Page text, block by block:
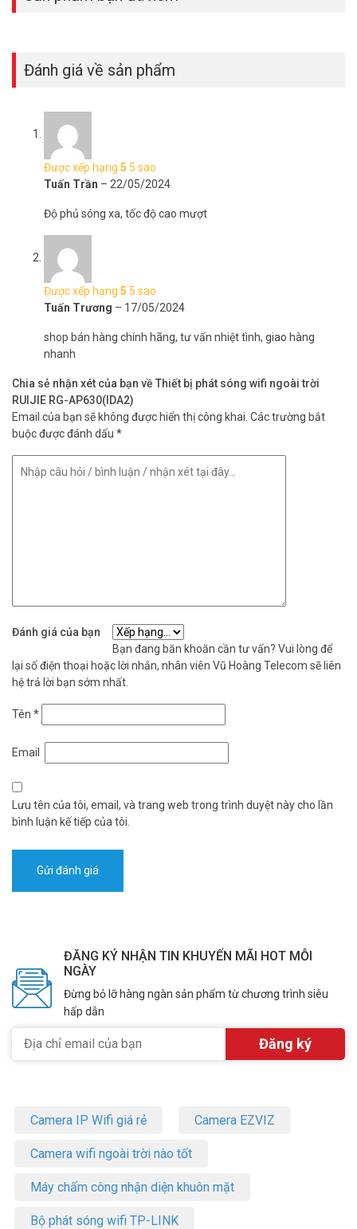
Đánh giá về sản phẩm
Được xếp hạng 5 5 sao
Tuấn Trần – 22/05/2024
Độ phủ sóng xa, tốc độ cao mượt
Được xếp hạng 5 5 sao
Tuấn Trương – 17/05/2024
shop bán hàng chính hãng, tư vấn nhiệt tình, giao hàng
nhanh
Chia sẻ nhận xét của bạn về Thiết bị phát sóng wifi ngoài trời
RUIJIE RG-AP630(IDA2)
Email của bạn sẽ không được hiển thị công khai. Các trường bắt
buộc được đánh dấu *
Đánh giá của bạn
Bạn đang băn khoăn cần tư vấn? Vui lòng để
lại số điện thoại hoặc lời nhắn, nhân viên Vũ Hoàng Telecom sẽ liên
hệ trả lời bạn sớm nhất.
Tên *
Email
Lưu tên của tôi, email, và trang web trong trình duyệt này cho lần
bình luận kế tiếp của tôi.
ĐĂNG KÝ NHẬN TIN KHUYẾN MÃI HOT MỖI
NGÀY
Đừng bỏ lỡ hàng ngàn sản phẩm từ chương trình siêu
hấp dẫn
Camera IP Wifi giá rẻ Camera EZVIZ
Camera wifi ngoài trời nào tốt
Máy chấm công nhận diện khuôn mặt
Bộ phát sóng wifi TP-LINK